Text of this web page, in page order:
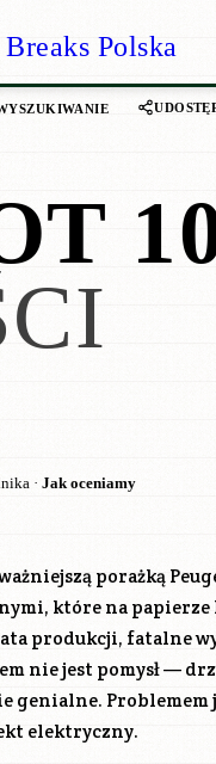
Polska
· Jak oceniamy
porażką
które na papierze
produkcji, fatalne
nie jest pomysł —
genialne. Problemem
elektryczny.